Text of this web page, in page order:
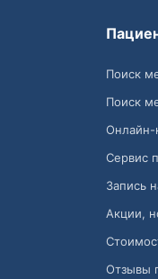
Поиск
Поиск
Онлайн-
Сервис
Запись
Акции,
Отзывы